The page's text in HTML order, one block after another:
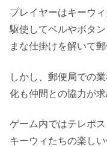
プレイヤーはキーウ
駆使してベルやボタ
まな仕掛けを解いて
しかし、郵便局での
化も仲間との協力が求
ゲーム内ではテレポ
キーウィたちの楽しい